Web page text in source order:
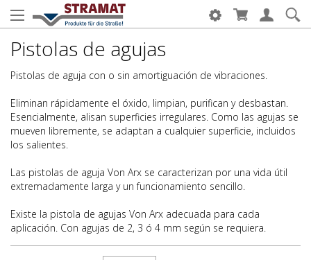
Pistolas de agujas
Pistolas de aguja con o sin amortiguación de vibraciones.
Eliminan rápidamente el óxido, limpian, purifican y desbastan.
Esencialmente, alisan superficies irregulares. Como las agujas se
mueven libremente, se adaptan a cualquier superficie, incluidos
los salientes.
Las pistolas de aguja Von Arx se caracterizan por una vida útil
extremadamente larga y un funcionamiento sencillo.
Existe la pistola de agujas Von Arx adecuada para cada
aplicación. Con agujas de 2, 3 ó 4 mm según se requiera.